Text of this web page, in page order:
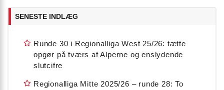
SENESTE INDLÆG
Runde 30 i Regionalliga West 25/26: tætte
opgør på tværs af Alperne og enslydende
slutcifre
Regionalliga Mitte 2025/26 – runde 28: To